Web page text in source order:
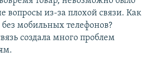
вопросы из-за плохой связи. Как
мобильных телефонов?
создала много проблем